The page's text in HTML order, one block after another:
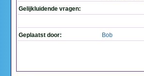
Gelijkluidende vragen:
Geplaatst door: Bob